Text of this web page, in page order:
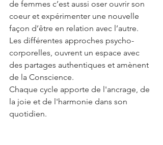
de femmes c’est aussi oser ouvrir son
coeur et expérimenter une nouvelle
façon d’être en relation avec l’autre.
Les différentes approches psycho-
corporelles, ouvrent un espace avec
des partages authentiques et amènent
de la Conscience.
Chaque cycle apporte de l'ancrage, de
la joie et de l'harmonie dans son
quotidien.